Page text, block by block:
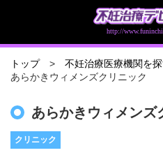
http://
トップ 不妊治療医療機関を
あらかきウィメンズクリニック
あらかきウィメンズ
クリニック